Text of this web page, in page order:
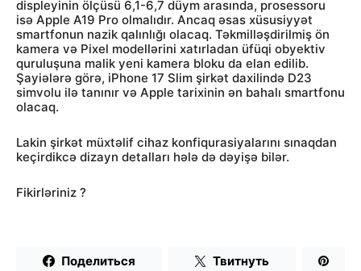
displeyinin ölçüsü 6,1-6,7 düym arasında, prosessoru
isə Apple A19 Pro olmalıdır. Ancaq əsas xüsusiyyət
smartfonun nazik qalınlığı olacaq. Təkmilləşdirilmiş ön
kamera və Pixel modellərini xatırladan üfüqi obyektiv
quruluşuna malik yeni kamera bloku da elan edilib.
Şayiələrə görə, iPhone 17 Slim şirkət daxilində D23
simvolu ilə tanınır və Apple tarixinin ən bahalı smartfonu
olacaq.
Lakin şirkət müxtəlif cihaz konfiqurasiyalarını sınaqdan
keçirdikcə dizayn detalları hələ də dəyişə bilər.
Fikirləriniz ?
Поделиться Твитнуть